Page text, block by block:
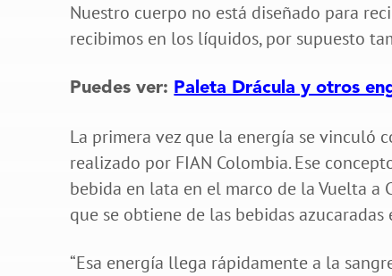
Nuestro cuerpo no está diseñado para
recibimos en los líquidos, por supuesto
Puedes ver: Paleta Drácula y otros
La primera vez que la energía se vinculó
realizado por FIAN Colombia. Ese
bebida en lata en el marco de la Vuelta a
que se obtiene de las bebidas
“Esa energía llega rápidamente a la